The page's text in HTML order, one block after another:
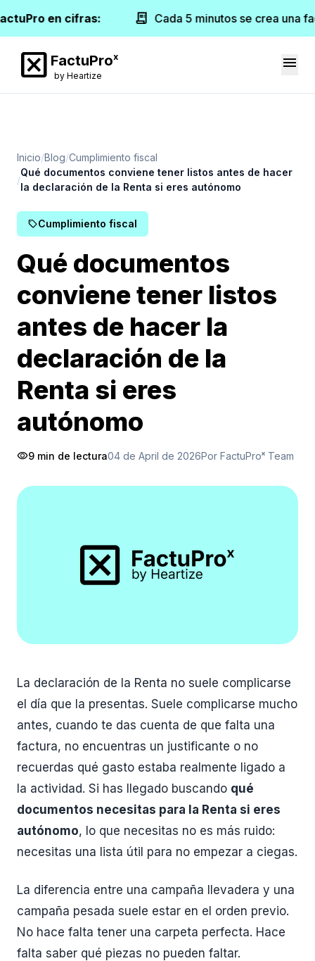
en cifras: receipt_long Cada 5 minutos se crea una
disabled_by_default FactuProx
by Heartize
menu
Inicio Blog Cumplimiento fiscal
Qué documentos conviene tener listos antes de hacer
la declaración de la Renta si eres autónomo
sellCumplimiento fiscal
Qué documentos
conviene tener listos
antes de hacer la
declaración de la
Renta si eres
autónomo
visibility9 min de lectura04 de April de 2026Por FactuProˣ Team
La declaración de la Renta no suele complicarse
el día que la presentas. Suele complicarse mucho
antes, cuando te das cuenta de que falta una
factura, no encuentras un justificante o no
recuerdas qué gasto estaba realmente ligado a
la actividad. Si has llegado buscando qué
documentos necesitas para la Renta si eres
autónomo, lo que necesitas no es más ruido:
necesitas una lista útil para no empezar a ciegas.
La diferencia entre una campaña llevadera y una
campaña pesada suele estar en el orden previo.
No hace falta tener una carpeta perfecta. Hace
falta saber qué piezas no pueden faltar.